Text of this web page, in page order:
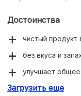
Достоинства
чистый продукт
без вкуса и
улучшает общее
нормализует
Загрузить еще